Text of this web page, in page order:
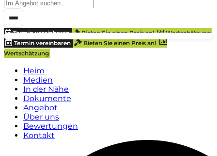
Termin vereinbaren Bieten Sie einen Preis an!
Wertschätzung
Termin vereinbaren
Bieten Sie einen Preis an!
Wertschätzung
Heim
Medien
In der Nähe
Dokumente
Angebot
Über uns
Bewertungen
Kontakt